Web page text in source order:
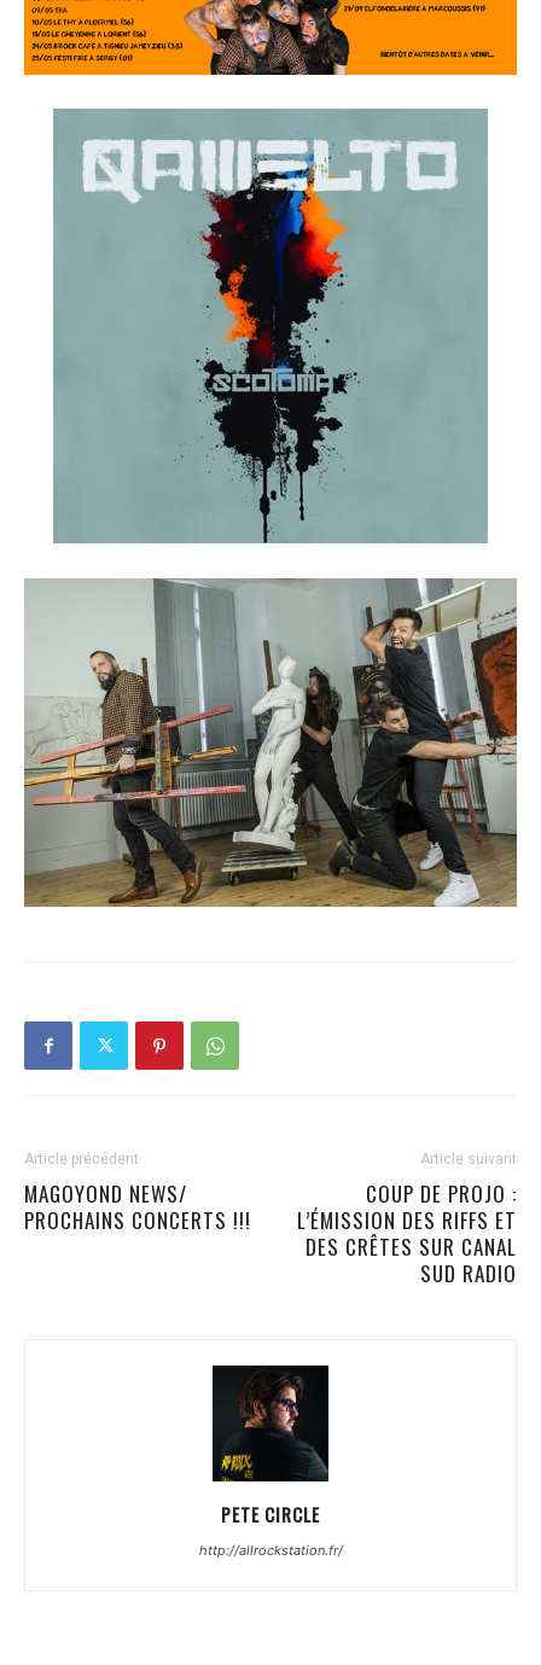
Article précédent
MAGOYOND NEWS/
PROCHAINS CONCERTS !!!
Article suivant
COUP DE PROJO :
L’ÉMISSION DES RIFFS ET
DES CRÊTES SUR CANAL
SUD RADIO
PETE CIRCLE
http://allrockstation.fr/